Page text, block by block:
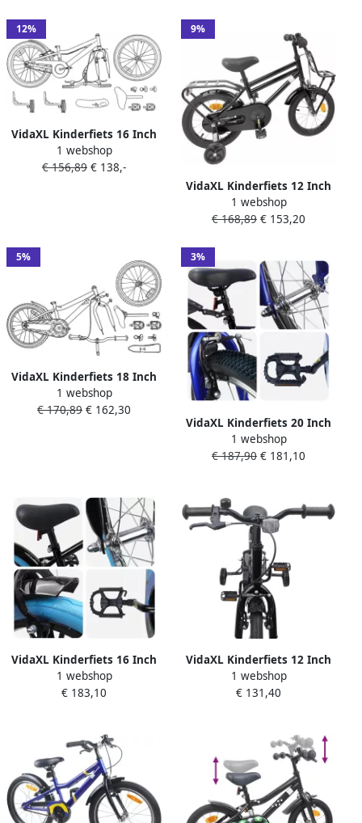
12%
VidaXL Kinderfiets 16 Inch
voor 4-6 jaar oud Zwart
1 webshop
€ 156,89 € 138,-
9%
VidaXL Kinderfiets 12 Inch
voor 2-4 jaar oud Zwart
1 webshop
€ 168,89 € 153,20
5%
VidaXL Kinderfiets 18 Inch
voor 5-7 jaar oud Zwart
1 webshop
€ 170,89 € 162,30
3%
VidaXL Kinderfiets 20 Inch
voor 6-11 jaar oud Zwart
1 webshop
€ 187,90 € 181,10
VidaXL Kinderfiets 16 Inch
voor 4-6 jaar oud Zwart
1 webshop
€ 183,10
VidaXL Kinderfiets 12 Inch
voor 2-4 jaar oud Zwart
1 webshop
€ 131,40